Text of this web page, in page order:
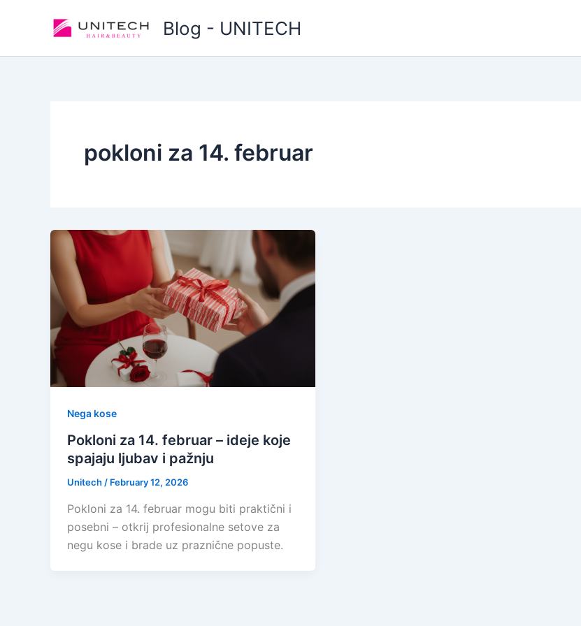
Blog - UNITECH
pokloni za 14. februar
Nega kose
Pokloni za 14. februar – ideje koje
spajaju ljubav i pažnju
Unitech / February 12, 2026
Pokloni za 14. februar mogu biti praktični i
posebni – otkrij profesionalne setove za
negu kose i brade uz praznične popuste.